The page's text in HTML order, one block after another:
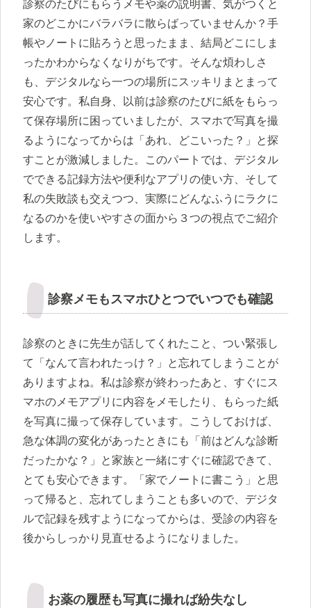
診察のたびにもらうメモや薬の説明書、気がつくと
家のどこかにバラバラに散らばっていませんか？手
帳やノートに貼ろうと思ったまま、結局どこにしま
ったかわからなくなりがちです。そんな煩わしさ
も、デジタルなら一つの場所にスッキリまとまって
安心です。私自身、以前は診察のたびに紙をもらっ
て保存場所に困っていましたが、スマホで写真を撮
るようになってからは「あれ、どこいった？」と探
すことが激減しました。このパートでは、デジタル
でできる記録方法や便利なアプリの使い方、そして
私の失敗談も交えつつ、実際にどんなふうにラクに
なるのかを使いやすさの面から３つの視点でご紹介
します。
診察メモもスマホひとつでいつでも確認
診察のときに先生が話してくれたこと、つい緊張し
て「なんて言われたっけ？」と忘れてしまうことが
ありますよね。私は診察が終わったあと、すぐにス
マホのメモアプリに内容をメモしたり、もらった紙
を写真に撮って保存しています。こうしておけば、
急な体調の変化があったときにも「前はどんな診断
だったかな？」と家族と一緒にすぐに確認できて、
とても安心できます。「家でノートに書こう」と思
って帰ると、忘れてしまうことも多いので、デジタ
ルで記録を残すようになってからは、受診の内容を
後からしっかり見直せるようになりました。
お薬の履歴も写真に撮れば紛失なし